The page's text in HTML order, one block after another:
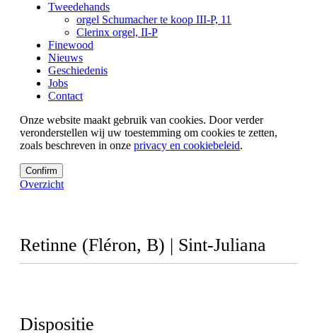
Tweedehands
orgel Schumacher te koop III-P, 11
Clerinx orgel, II-P
Finewood
Nieuws
Geschiedenis
Jobs
Contact
Onze website maakt gebruik van cookies. Door verder
veronderstellen wij uw toestemming om cookies te zetten,
zoals beschreven in onze privacy en cookiebeleid.
Confirm
Overzicht
Retinne (Fléron, B) | Sint-Juliana
Dispositie